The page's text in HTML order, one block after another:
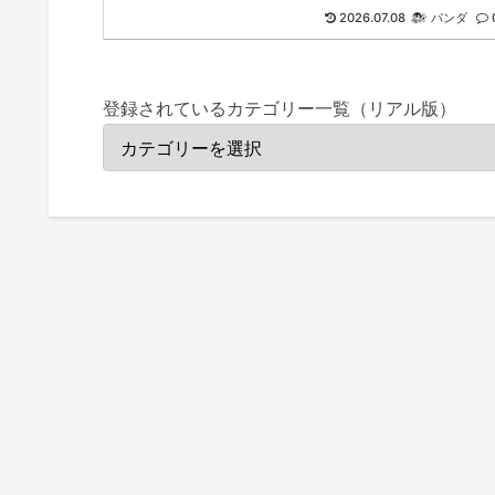
2026.07.08 パンダ
登録されているカテゴリー一覧（リアル版）